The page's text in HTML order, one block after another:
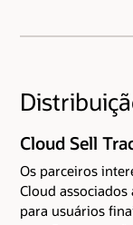
Cloud Sell
Os parceiros
Cloud
para usuários